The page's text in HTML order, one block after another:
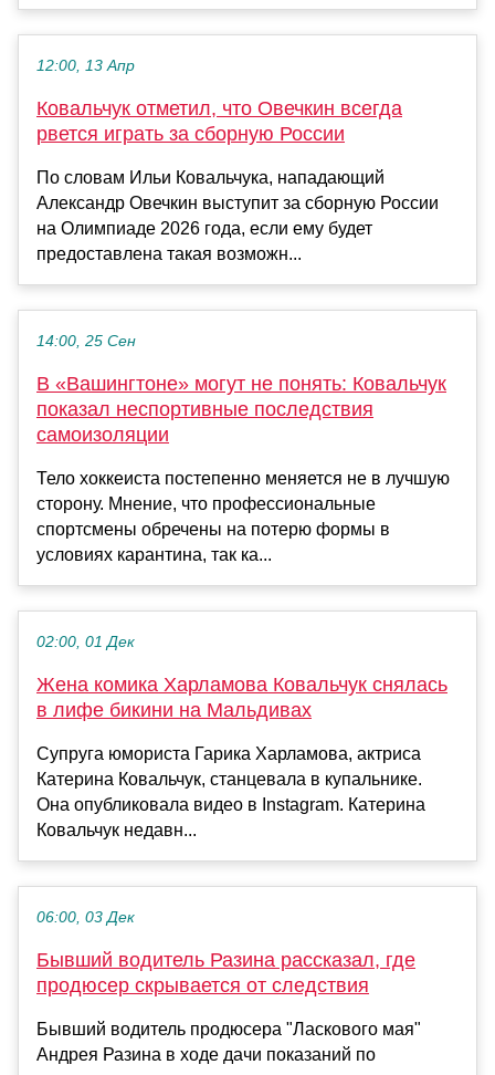
12:00, 13 Апр
Ковальчук отметил, что Овечкин всегда
рвется играть за сборную России
По словам Ильи Ковальчука, нападающий
Александр Овечкин выступит за сборную России
на Олимпиаде 2026 года, если ему будет
предоставлена такая возможн...
14:00, 25 Сен
В «Вашингтоне» могут не понять: Ковальчук
показал неспортивные последствия
самоизоляции
Тело хоккеиста постепенно меняется не в лучшую
сторону. Мнение, что профессиональные
спортсмены обречены на потерю формы в
условиях карантина, так ка...
02:00, 01 Дек
Жена комика Харламова Ковальчук снялась
в лифе бикини на Мальдивах
Супруга юмориста Гарика Харламова, актриса
Катерина Ковальчук, станцевала в купальнике.
Она опубликовала видео в Instagram. Катерина
Ковальчук недавн...
06:00, 03 Дек
Бывший водитель Разина рассказал, где
продюсер скрывается от следствия
Бывший водитель продюсера "Ласкового мая"
Андрея Разина в ходе дачи показаний по